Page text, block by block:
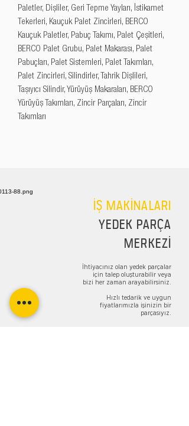
Paletler, Dişliler, Geri Tepme Yayları, İstikamet
Tekerleri, Kauçuk Palet Zincirleri, BERCO
Kauçuk Paletler, Pabuç Takımı, Palet Çeşitleri,
BERCO Palet Grubu, Palet Makarası, Palet
Pabuçları, Palet Sistemleri, Palet Takımları,
Palet Zincirleri, Silindirler, Tahrik Dişlileri,
Taşıyıcı Silindir, Yürüyüş Makaraları, BERCO
Yürüyüş Takımları, Zincir Parçaları, Zincir
Takımları
İŞ MAKİNALARI
YEDEK PARÇA
MERKEZİ
İhtiyacınız olan yedek parçalar
için talep oluşturabilir veya
bizi her zaman arayabilirsiniz.
Hızlı tedarik ve uygun
fiyatlarımızla işinizin bir
parçasıyız.